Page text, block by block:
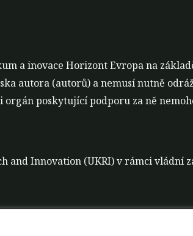
a inovace Horizont Evropa na základě
autora (autorů) a nemusí nutně
poskytující podporu za ně
and Innovation (UKRI) v rámci